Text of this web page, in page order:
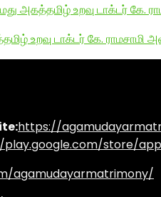
அகத்தமிழ் உறவு டாக்டர் கே.
உறவு டாக்டர் கே. ராமசாமி
https://
store/
agamudayarmatrimony/